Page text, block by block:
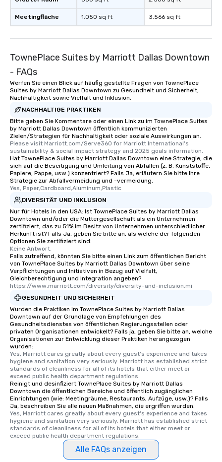
Meetingfläche 1.050 sq ft 3.566 sq ft
TownePlace Suites by Marriott Dallas Downtown
- FAQs
Werfen Sie einen Blick auf häufig gestellte Fragen von TownePlace
Suites by Marriott Dallas Downtown zu Gesundheit und Sicherheit,
Nachhaltigkeit sowie Vielfalt und Inklusion.
NACHHALTIGE PRAKTIKEN
Bitte geben Sie Kommentare oder einen Link zu im TownePlace Suites
by Marriott Dallas Downtown öffentlich kommunizierten
Zielen/Strategien für Nachhaltigkeit oder soziale Auswirkungen an.
Please visit Marriott.com/Serve360 for Marriott International's
sustainability & social impact strategy and 2025 goals information.
Hat TownePlace Suites by Marriott Dallas Downtown eine Strategie, die
sich auf die Beseitigung und Umleitung von Abfällen (z. B. Kunststoffe,
Papiere, Pappe, usw.) konzentriert? Falls Ja, erläutern Sie bitte Ihre
Strategie zur Abfallvermeidung und -vermeidung.
Yes, Paper,Cardboard,Aluminum,Plastic
DIVERSITÄT UND INKLUSION
Nur für Hotels in den USA: Ist TownePlace Suites by Marriott Dallas
Downtown und/oder die Muttergesellschaft als ein Unternehmen
zertifiziert, das zu 51% im Besitz von Unternehmen unterschiedlicher
Herkunft ist? Falls Ja, geben Sie bitte an, als welche der folgenden
Optionen Sie zertifiziert sind:
Keine Antwort.
Falls zutreffend, könnten Sie bitte einen Link zum öffentlichen Bericht
von TownePlace Suites by Marriott Dallas Downtown über seine
Verpflichtungen und Initiativen in Bezug auf Vielfalt,
Gleichberechtigung und Integration angeben?
https://www.marriott.com/diversity/diversity-and-inclusion.mi
GESUNDHEIT UND SICHERHEIT
Wurden die Praktiken im TownePlace Suites by Marriott Dallas
Downtown auf der Grundlage von Empfehlungen des
Gesundheitsdienstes von öffentlichen Regierungsstellen oder
privaten Organisationen entwickelt? Falls ja, geben Sie bitte an, welche
Organisationen zur Entwicklung dieser Praktiken herangezogen
wurden:
Yes, Marriott cares greatly about every guest's experience and takes
hygiene and sanitation very seriously. Marriott has established strict
standards of cleanliness for all of its hotels that either meet or
exceed public health department regulations.
Reinigt und desinfiziert TownePlace Suites by Marriott Dallas
Downtown die öffentlichen Bereiche und öffentlich zugänglichen
Einrichtungen (wie: Meetingräume, Restaurants, Aufzüge, usw.)? Falls
Ja, beschreiben Sie alle neuen Maßnahmen, die ergriffen wurden.
Yes, Marriott cares greatly about every guest's experience and takes
hygiene and sanitation very seriously. Marriott has established strict
standards of cleanliness for all of its hotels that either meet or
exceed public health department regulations.
Alle FAQs anzeigen